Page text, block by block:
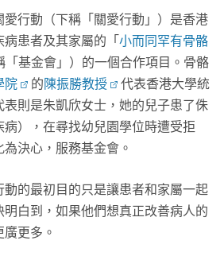
愛行動（下稱「關愛行動」）是香港
患者及其家屬的「 小而同罕有骨骼
「基金會」）的一個合作項目。骨骼
院 的 陳振勝教授
代表香港大學統
則是朱凱欣女士，她的兒子患了侏
），在尋找幼兒園學位時遭受拒
決心，服務基金會。
動的最初目的只是讓患者和家屬一起
明白到，如果他們想真正改善病人的
更多。